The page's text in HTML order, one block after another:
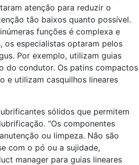
atenção para reduzir o
tão baixos quanto possível.
funções é complexa e
os especialistas optaram pelos
Por exemplo, utilizam guias
do condutor. Os patins compactos
e utilizam casquilhos lineares
sólidos que permitem
“Os componentes
ou limpeza. Não são
com o pó ou a sujidade,
manager para guias lineares